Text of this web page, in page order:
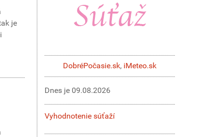
je
DobréPočasie.sk, iMeteo.sk
Dnes je 09.08.2026
Vyhodnotenie súťaží